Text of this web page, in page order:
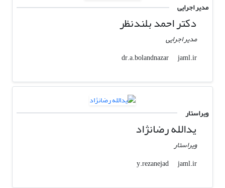
مدیر اجرایی
دکتر احمد بلندنظر
مدیر اجرایی
dr.a.bolandnazar
jaml.ir
ویراستار
یدالله رضانژاد
ویراستار
y.rezanejad
jaml.ir